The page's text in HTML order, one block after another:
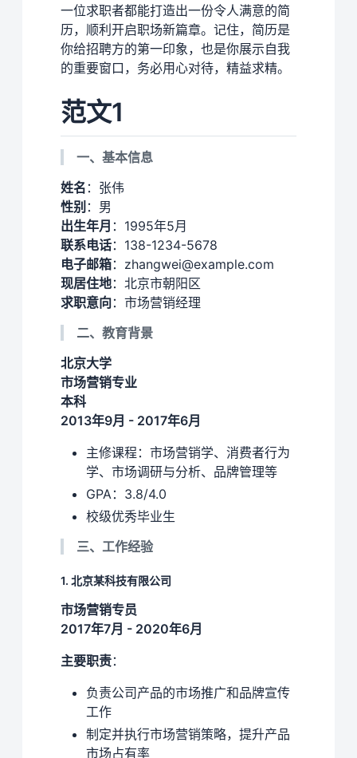
一位求职者都能打造出一份令人满意的简
历，顺利开启职场新篇章。记住，简历是
你给招聘方的第一印象，也是你展示自我
的重要窗口，务必用心对待，精益求精。
范文1
一、基本信息
姓名 ：张伟
性别 ：男
出生年月 ：1995年5月
联系电话：138-1234-5678
电子邮箱：zhangwei@example.com
现居住地：北京市朝阳区
求职意向：市场营销经理
二、教育背景
北京大学
市场营销专业
本科
2013年9月 - 2017年6月
主修课程：市场营销学、消费者行为
学、市场调研与分析、品牌管理等
GPA：3.8/4.0
校级优秀毕业生
三、工作经验
1. 北京某科技有限公司
市场营销专员
2017年7月 - 2020年6月
主要职责：
负责公司产品的市场推广和品牌宣传
工作
制定并执行市场营销策略，提升产品
市场占有率